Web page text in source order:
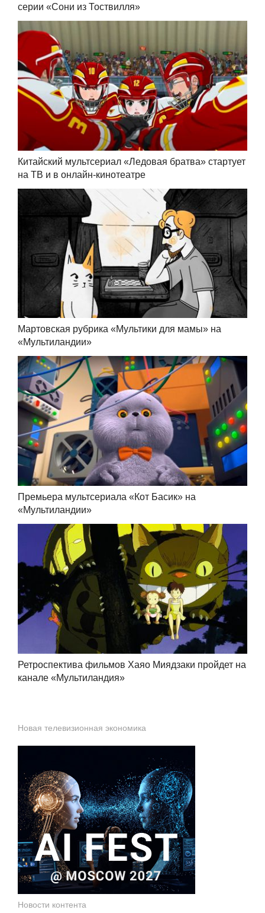
серии «Сони из Тоствилля»
Китайский мультсериал «Ледовая братва» стартует
на ТВ и в онлайн-кинотеатре
Мартовская рубрика «Мультики для мамы» на
«Мультиландии»
Премьера мультсериала «Кот Басик» на
«Мультиландии»
Ретроспектива фильмов Хаяо Миядзаки пройдет на
канале «Мультиландия»
Новая телевизионная экономика
Новости контента